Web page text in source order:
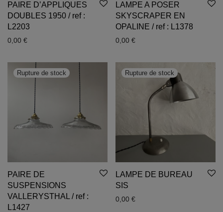
PAIRE D’APPLIQUES
DOUBLES 1950 / ref :
L2203
0,00 €
LAMPE A POSER
SKYSCRAPER EN
OPALINE / ref : L1378
0,00 €
PAIRE DE
SUSPENSIONS
VALLERYSTHAL / ref :
L1427
LAMPE DE BUREAU
SIS
0,00 €